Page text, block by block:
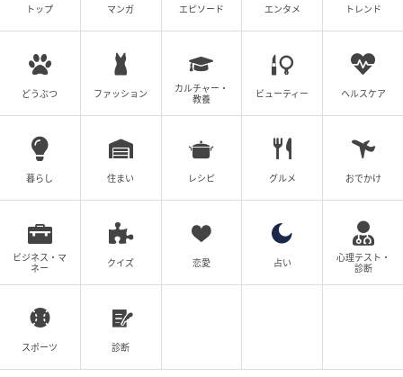
トップ マンガ エピソード エンタメ トレンド
どうぶつ ファッション
カルチャー・
教養
ビューティー ヘルスケア
暮らし 住まい レシピ グルメ おでかけ
ビジネス・マ
ネー
クイズ 恋愛 占い
心理テスト・
診断
スポーツ 診断